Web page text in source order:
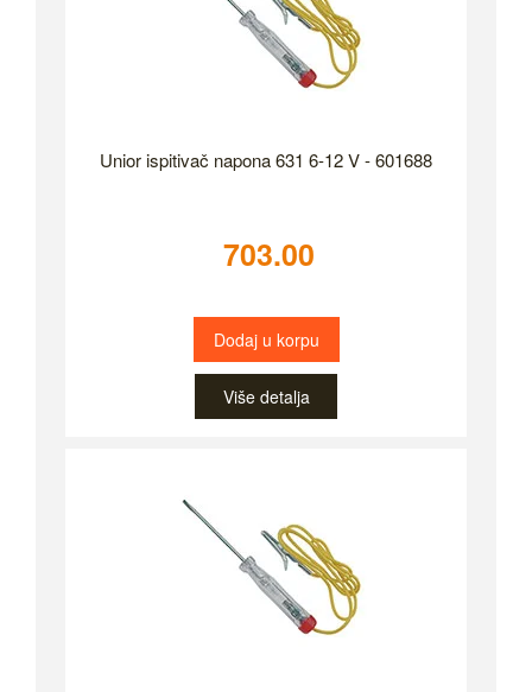
Unior ispitivač napona 631 6-12 V - 601688
703.00
Dodaj u korpu
Više detalja